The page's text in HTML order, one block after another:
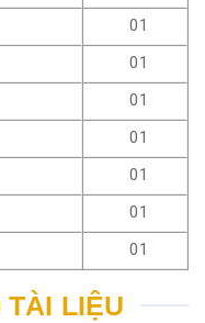
01
01
01
01
01
01
01
TÀI LIỆU